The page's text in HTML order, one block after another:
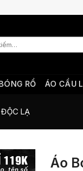
RỔ ÁO CẦU
LẠ
Áo